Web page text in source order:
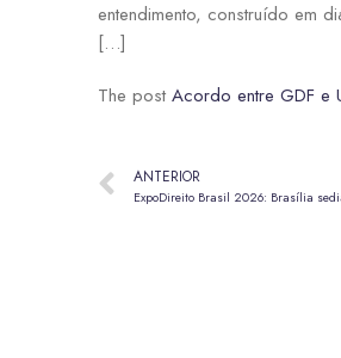
entendimento, construído em
[…]
The post Acordo entre GDF e
ANTERIOR
ExpoDireito Brasil 2026: Brasília